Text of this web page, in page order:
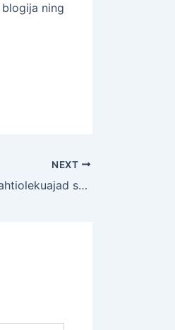
ning
NEXT
Raamatukogude lahtiolekuajad suvekuudel